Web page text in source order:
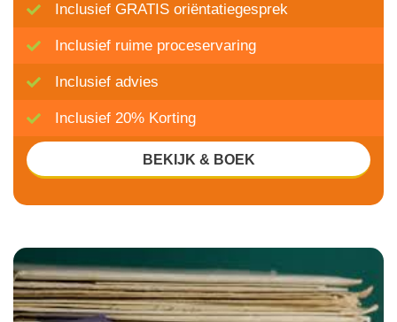
Inclusief GRATIS oriëntatiegesprek
Inclusief ruime proceservaring
Inclusief advies
Inclusief 20% Korting
BEKIJK & BOEK